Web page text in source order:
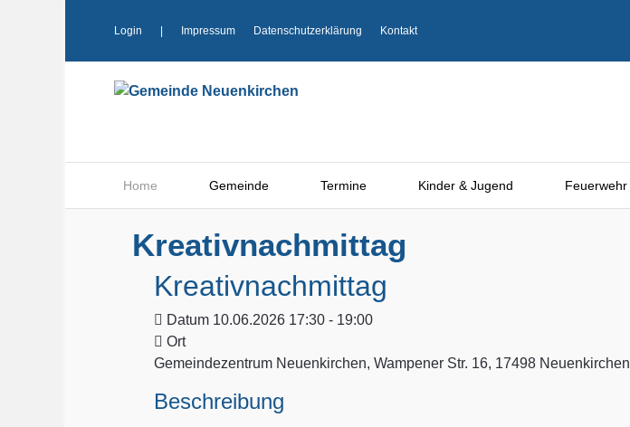
Login Impressum Datenschutzerklärung Kontakt
Home Gemeinde Termine Kinder & Jugend Feuerwehr
Kreativnachmittag
Kreativnachmittag
Datum 10.06.2026 17:30 - 19:00
Ort
Gemeindezentrum Neuenkirchen, Wampener Str. 16, 17498 Neuenkirchen
Beschreibung